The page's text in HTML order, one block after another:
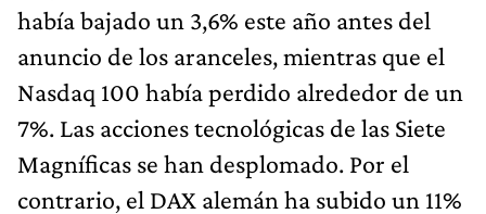
había bajado un 3,6% este año antes del
anuncio de los aranceles, mientras que el
Nasdaq 100 había perdido alrededor de un
7%. Las acciones tecnológicas de las Siete
Magníficas se han desplomado. Por el
contrario, el DAX alemán ha subido un 11%